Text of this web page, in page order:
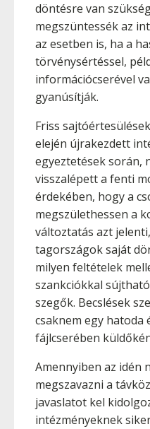
döntésre van
megszüntessék az
az esetben is, ha a
törvénysértéssel,
információcserével
gyanúsítják.
Friss
elején újrakezdett
egyeztetések során,
visszalépett a fenti
érdekében, hogy a
megszülethessen a
változtatás azt
tagországok saját
milyen feltételek
szankciókkal
szegők. Becslések
csaknem egy hatoda
fájlcserében
Amennyiben az idén
megszavazni a
javaslatot kel
intézményeknek